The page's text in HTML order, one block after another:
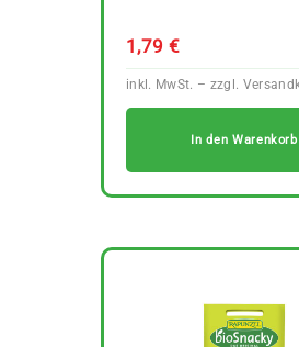
1,79 €
In den Warenkorb